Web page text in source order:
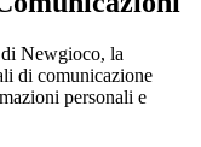
Newgioco, la
di comunicazione
personali e